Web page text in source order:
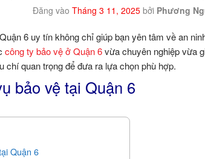
Đăng vào Tháng 3 11, 2025 bởi Phương
6 uy tín không chỉ giúp bạn yên tâm về an
công ty bảo vệ ở Quận 6vừa chuyên nghiệp vừa
chí quan trọng để đưa ra lựa chọn phù hợp.
bảo vệ tại Quận 6
Quận 6